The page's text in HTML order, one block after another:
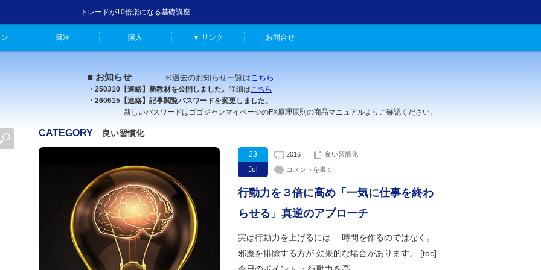
トレードが10倍楽になる基礎講座
目次 購入 ▼ リンク お問合せ
■ お知らせ ※過去のお知らせ一覧はこちら
・250310【連絡】新教材を公開しました。 詳細はこちら
・260615【連絡】記事閲覧パスワードを変更しました。
新しいパスワードはゴゴジャンマイページのFX原理原則の商品マニュアルよりご確認ください。
CATEGORY 良い習慣化
23
Jul
2016 良い習慣化
コメントを書く
行動力を３倍に高め「一気に仕事を終わ
らせる」真逆のアプローチ
実は行動力を上げるには… 時間を作るのではなく。
邪魔を排除する方が 効果的な場合があります。 [toc]